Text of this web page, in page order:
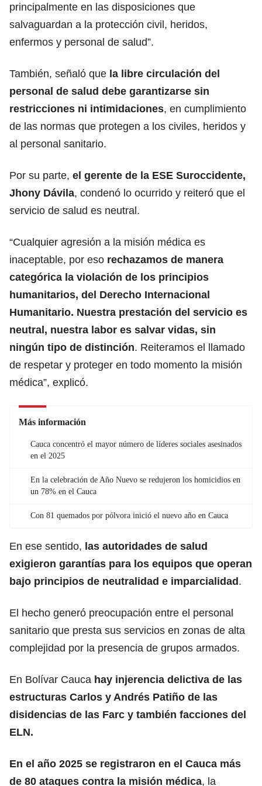
principalmente en las disposiciones que
salvaguardan a la protección civil, heridos,
enfermos y personal de salud”.
También, señaló que la libre circulación del
personal de salud debe garantizarse sin
restricciones ni intimidaciones, en cumplimiento
de las normas que protegen a los civiles, heridos y
al personal sanitario.
Por su parte, el gerente de la ESE Suroccidente,
Jhony Dávila, condenó lo ocurrido y reiteró que el
servicio de salud es neutral.
“Cualquier agresión a la misión médica es
inaceptable, por eso rechazamos de manera
categórica la violación de los principios
humanitarios, del Derecho Internacional
Humanitario. Nuestra prestación del servicio es
neutral, nuestra labor es salvar vidas, sin
ningún tipo de distinción. Reiteramos el llamado
de respetar y proteger en todo momento la misión
médica”, explicó.
Más información
Cauca concentró el mayor número de líderes sociales asesinados
en el 2025
En la celebración de Año Nuevo se redujeron los homicidios en
un 78% en el Cauca
Con 81 quemados por pólvora inició el nuevo año en Cauca
En ese sentido, las autoridades de salud
exigieron garantías para los equipos que operan
bajo principios de neutralidad e imparcialidad.
El hecho generó preocupación entre el personal
sanitario que presta sus servicios en zonas de alta
complejidad por la presencia de grupos armados.
En Bolívar Cauca hay injerencia delictiva de las
estructuras Carlos y Andrés Patiño de las
disidencias de las Farc y también facciones del
ELN.
En el año 2025 se registraron en el Cauca más
de 80 ataques contra la misión médica, la